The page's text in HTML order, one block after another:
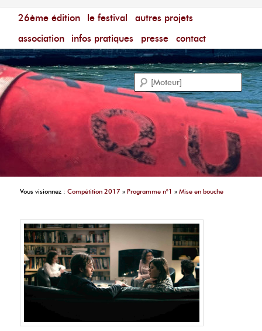
Menu principal
aller au contenu principal
aller au contenu secondaire
26ème édition le festival
autres projets
association
infos pratiques presse contact
Festival du Film Court Francophone – [Un poing c'est
Vous visionnez :Compétition 2017 »Programme n°1 »Mise en bouche